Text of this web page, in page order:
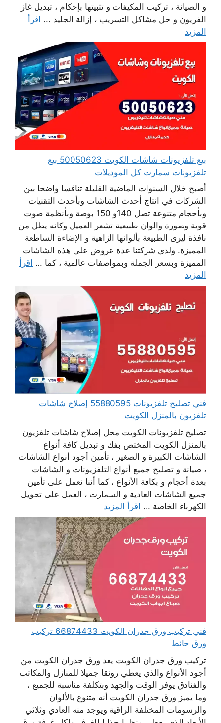
و الصيانة ، تركيب المكيفات و تثبيتها بإحكام ، تبديل غاز
الفريون و حل مشاكل التسريب ، إزالة الجليد ... اقرأ
المزيد
بيع تلفزيونات شاشات الكويت 50050623 بيع
تلفزيونات سمارت كل الموديلات
أصبح خلال السنوات الماضية القليلة تنافسا واضحا بين
الشركات في انتاج أحدث الشاشات وبأحدث التقنيات
وبأحجام متنوعة تصل 140و 150 بوصة وبأنظمة صوت
قوية وصورة والوان طبيعية تشعر العميل وكانه يطل من
نافذة ليرى الطبيعة بألوانها الزاهية و الإضاءة الساطعة
المميزة. ولدى شركتنا عدة عروض على هذه الشاشات
المميزة وبسعر الجملة وبمواصفات عالمية ، كما ... اقرأ
المزيد
فني تصليح تلفزيونات 55880595 إصلاح شاشات
تلفزيون بالمنزل الكويت
تصليح تلفزيونات الكويت محل إصلاح شاشات تلفزيون
بالمنزل الكويت المختص بفك و تبديل كافة أنواع
الشاشات الكبيرة و الصغير ، تأمين أجود أنواع الشاشات
، صيانة و تصليح جميع أنواع التلفزيونات و الشاشات
بعدة أحجام و بكافة الأنواع ، كما أننا نعمل على تأمين
جميع الشاشات العادية و السمارت ، العمل على تحويل
الكهرباء الخاصة ... اقرأ المزيد
فني تركيب ورق جدران الكويت 66874433 تركيب
ورق حائط
تركيب ورق جدران الكويت يعد ورق جدران الكويت من
أجود الأنواع والذي يعطي رونقا جميلا للمنازل والمكاتب
والفنادق يوفر الوقت والجهد وبتكلفة مناسبة للجميع ،
وما يميز ورق جدران الكويت أنه متنوع بالألوان
والرسومات المختلفة الراقية ويوجد منه العادي وثلاثي